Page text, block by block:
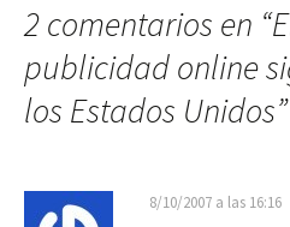
entradas
2 comentarios en “
publicidad online
los Estados Unidos”
8/10/2007 a las 16:16